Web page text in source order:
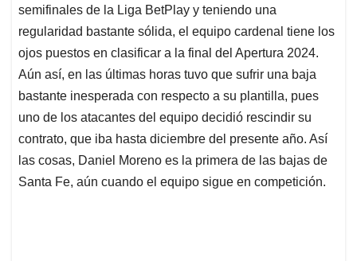
p
p
o
k
I
n
s
semifinales de la Liga BetPlay y teniendo una
regularidad bastante sólida, el equipo cardenal tiene los
ojos puestos en clasificar a la final del Apertura 2024.
Aún así, en las últimas horas tuvo que sufrir una baja
bastante inesperada con respecto a su plantilla, pues
uno de los atacantes del equipo decidió rescindir su
contrato, que iba hasta diciembre del presente año. Así
las cosas, Daniel Moreno es la primera de las bajas de
Santa Fe, aún cuando el equipo sigue en competición.